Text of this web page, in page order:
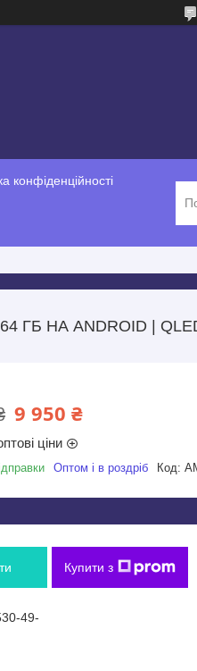
конфіденційності
ГБ НА ANDROID |
9 950 ₴
ціни
Оптом і в роздріб Код:
Купити з
49-